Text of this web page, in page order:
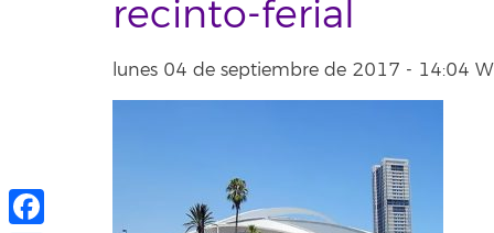
recinto-ferial
lunes 04 de septiembre de 2017 - 14:04